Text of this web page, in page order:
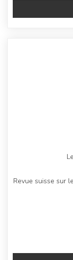
Revue suisse sur